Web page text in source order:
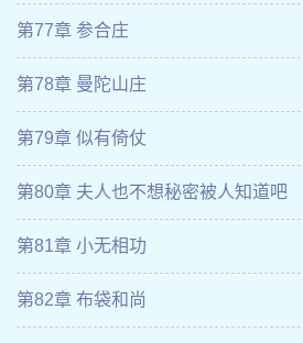
第77章 参合庄
第78章 曼陀山庄
第79章 似有倚仗
第80章 夫人也不想秘密被人知道吧
第81章 小无相功
第82章 布袋和尚